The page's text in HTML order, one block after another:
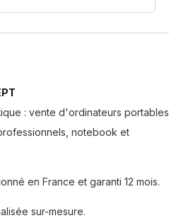
: vente d'ordinateurs portables
notebook et
en France et garanti 12 mois.
sur-mesure.